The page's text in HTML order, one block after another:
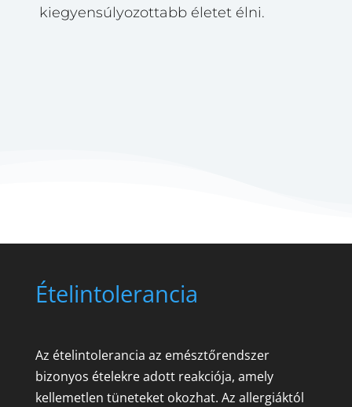
kiegyensúlyozottabb életet élni.
Ételintolerancia
Az ételintolerancia az emésztőrendszer
bizonyos ételekre adott reakciója, amely
kellemetlen tüneteket okozhat. Az allergiáktól